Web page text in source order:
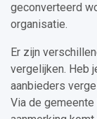
geconverteerd
organisatie.
Er zijn
vergelijken. Heb
aanbieders
Via de